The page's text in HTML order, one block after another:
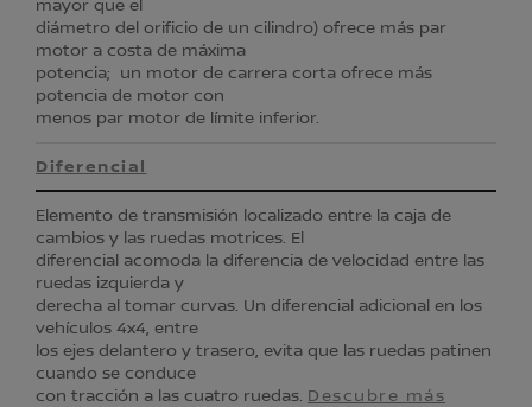
mayor que el
diámetro del orificio de un cilindro) ofrece más par
motor a costa de máxima
potencia; un motor de carrera corta ofrece más
potencia de motor con
menos par motor de límite inferior.
Diferencial
Elemento de transmisión localizado entre la caja de
cambios y las ruedas motrices. El
diferencial acomoda la diferencia de velocidad entre las
ruedas izquierda y
derecha al tomar curvas. Un diferencial adicional en los
vehículos 4x4, entre
los ejes delantero y trasero, evita que las ruedas patinen
cuando se conduce
con tracción a las cuatro ruedas. Descubre más